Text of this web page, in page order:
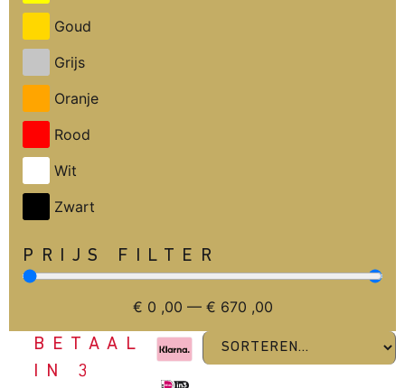
Goud
Grijs
Oranje
Rood
Wit
Zwart
PRIJS FILTER
€ 0 ,00 — € 670 ,00
BETAAL
IN 3